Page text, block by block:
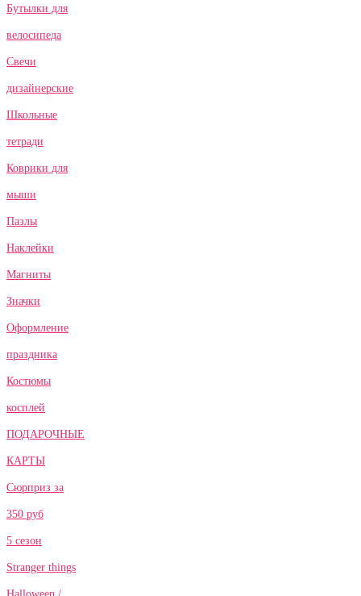
Бутылки для
велосипеда
Свечи
дизайнерские
Школьные
тетради
Коврики для
мыши
Пазлы
Наклейки
Магниты
Значки
Оформление
праздника
Костюмы
косплей
ПОДАРОЧНЫЕ
КАРТЫ
Сюрприз за
350 руб
5 сезон
Stranger things